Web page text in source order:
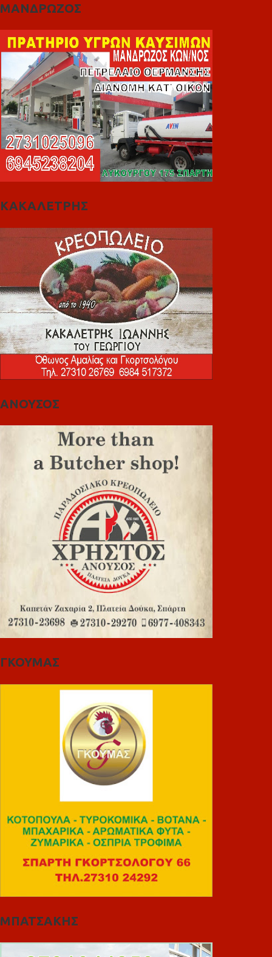
ΜΑΝΔΡΩΖΟΣ
ΚΑΚΑΛΕΤΡΗΣ
ΑΝΟΥΣΟΣ
ΓΚΟΥΜΑΣ
ΜΠΑΤΣΑΚΗΣ